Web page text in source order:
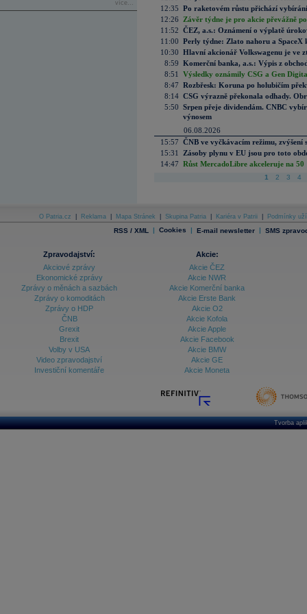
více...
12:35 Po raketovém růstu přichází
12:26
Závěr týdne je pro akcie převážně
11:52 ČEZ, a.s.: Oznámení o výplatě
11:00 Perly týdne: Zlato nahoru a SpaceX
10:30 Hlavní akcionář Volkswagenu je ve
8:59 Komerční banka, a.s.: Výpis z
8:51
Výsledky oznámily CSG a Gen
8:47 Rozbřesk: Koruna po holubičím
8:14 CSG výrazně překonala odhady.
5:50 Srpen přeje dividendám. CNBC
výnosem
06.08.2026
15:57 ČNB ve vyčkávacím režimu, zvýšení
15:31
Zásoby plynu v EU jsou pro toto
14:47 Růst MercadoLibre akceleruje na
1 2 3 4
O Patria.cz Reklama Mapa Stránek Skupina Patria Kariéra v Patrii Podmínky
RSS / XML | Cookies | E-mail newsletter | SMS
Zpravodajství:
Akciové zprávy
Ekonomické zprávy
Zprávy o měnách a sazbách
Zprávy o komoditách
Zprávy o HDP
ČNB
Grexit
Brexit
Volby v USA
Video zpravodajství
Investiční komentáře
Akcie:
Akcie ČEZ
Akcie NWR
Akcie Komerční banka
Akcie Erste Bank
Akcie O2
Akcie Kofola
Akcie Apple
Akcie Facebook
Akcie BMW
Akcie GE
Akcie Moneta
Tvorba